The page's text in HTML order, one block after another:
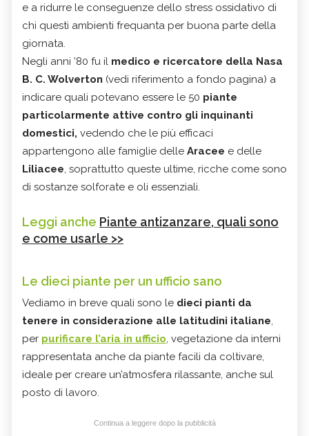
e a ridurre le conseguenze dello stress ossidativo di
chi questi ambienti frequanta per buona parte della
giornata.
Negli anni ’80 fu il medico e ricercatore della Nasa
B. C. Wolverton (vedi riferimento a fondo pagina) a
indicare quali potevano essere le 50 piante
particolarmente attive contro gli inquinanti
domestici, vedendo che le più efficaci
appartengono alle famiglie delle Aracee e delle
Liliacee, soprattutto queste ultime, ricche come sono
di sostanze solforate e oli essenziali.
Leggi anche Piante antizanzare, quali sono
e come usarle >>
Le dieci piante per un ufficio sano
Vediamo in breve quali sono le dieci pianti da
tenere in considerazione alle latitudini italiane,
per purificare l’aria in ufficio, vegetazione da interni
rappresentata anche da piante facili da coltivare,
ideale per creare un’atmosfera rilassante, anche sul
posto di lavoro.
Continua a leggere dopo la pubblicità